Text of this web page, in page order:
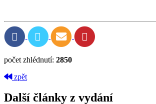
počet zhlédnutí: 2850
zpět
Další články z vydání